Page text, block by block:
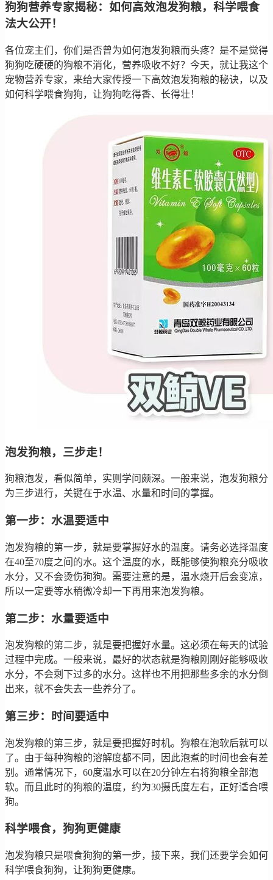
狗狗营养专家揭秘：如何高效泡发狗粮，科学喂食
法大公开！
各位宠主们，你们是否曾为如何泡发狗粮而头疼？是不是觉得
狗狗吃硬硬的狗粮不消化，营养吸收不好？今天，就让我这个
宠物营养专家，来给大家传授一下高效泡发狗粮的秘诀，以及
如何科学喂食狗狗，让狗狗吃得香、长得壮！
泡发狗粮，三步走！
狗粮泡发，看似简单，实则学问颇深。一般来说，泡发狗粮分
为三步进行，关键在于水温、水量和时间的掌握。
第一步：水温要适中
泡发狗粮的第一步，就是要掌握好水的温度。请务必选择温度
在40至70度之间的水。这个温度的水，既能够使狗粮充分吸收
水分，又不会烫伤狗狗。需要注意的是，温水烧开后会变凉，
所以一定要等水稍微冷却一下再用来泡发狗粮。
第二步：水量要适中
泡发狗粮的第二步，就是要把握好水量。这必须在每天的试验
过程中完成。一般来说，最好的状态就是狗粮刚刚好能够吸收
水分，不会剩下过多的水分。这样也不用把那些多余的水分倒
出来，就不会失去一些养分了。
第三步：时间要适中
泡发狗粮的第三步，就是要把握好时机。狗粮在泡软后就可以
了。由于每种狗粮的溶解度都不同，因此泡煮的时间也会有差
别。通常情况下，60度温水可以在20分钟左右将狗粮全部泡
软。而且此时的狗粮的温度，约为30摄氏度左右，正好适合喂
狗。
科学喂食，狗狗更健康
泡发狗粮只是喂食狗狗的第一步，接下来，我们还要学会如何
科学喂食狗狗，让狗狗更健康。